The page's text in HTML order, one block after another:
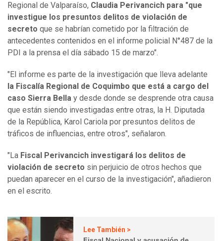
Regional de Valparaíso, Claudia Perivancich para "que
investigue los presuntos delitos de violación de
secreto que se habrían cometido por la filtración de
antecedentes contenidos en el informe policial N°487 de la
PDI a la prensa el día sábado 15 de marzo".
"El informe es parte de la investigación que lleva adelante
la Fiscalía Regional de Coquimbo que está a cargo del
caso Sierra Bella y desde donde se desprende otra causa
que están siendo investigadas entre otras, la H. Diputada
de la República, Karol Cariola por presuntos delitos de
tráficos de influencias, entre otros", señalaron.
"La Fiscal Perivancich investigará los delitos de
violación de secreto sin perjuicio de otros hechos que
puedan aparecer en el curso de la investigación", añadieron
en el escrito.
Lee También >